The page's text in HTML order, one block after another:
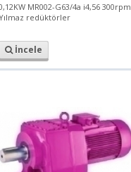
MR002-G63/4a i4,56 300rpm
redüktörler
İncele